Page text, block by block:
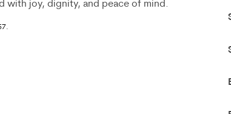
with joy, dignity, and peace of mind.